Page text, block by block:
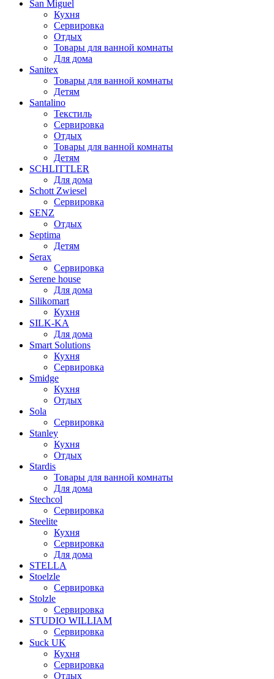
San Miguel
Кухня
Сервировка
Отдых
Товары для ванной комнаты
Для дома
Sanitex
Товары для ванной комнаты
Детям
Santalino
Текстиль
Сервировка
Отдых
Товары для ванной комнаты
Детям
SCHLITTLER
Для дома
Schott Zwiesel
Сервировка
SENZ
Отдых
Septima
Детям
Serax
Сервировка
Serene house
Для дома
Silikomart
Кухня
SILK-KA
Для дома
Smart Solutions
Кухня
Сервировка
Smidge
Кухня
Отдых
Sola
Сервировка
Stanley
Кухня
Отдых
Stardis
Товары для ванной комнаты
Для дома
Stechcol
Сервировка
Steelite
Кухня
Сервировка
Для дома
STELLA
Stoelzle
Сервировка
Stolzle
Сервировка
STUDIO WILLIAM
Сервировка
Suck UK
Кухня
Сервировка
Отдых